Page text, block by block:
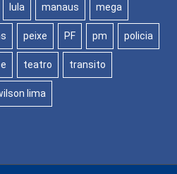
lula manaus mega
peixe PF pm policia
teatro transito
lima